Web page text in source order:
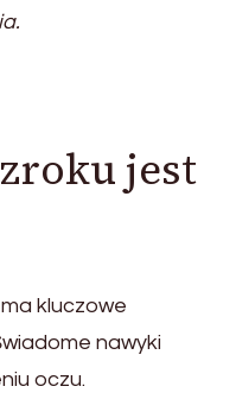
jest
kluczowe
nawyki
oczu.